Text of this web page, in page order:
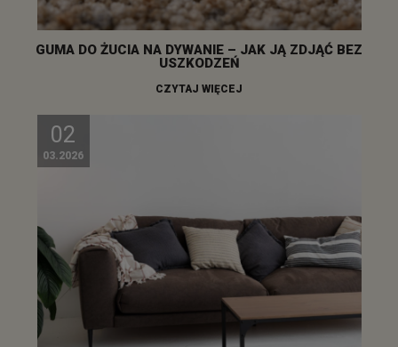
GUMA DO ŻUCIA NA DYWANIE – JAK JĄ ZDJĄĆ BEZ
USZKODZEŃ
CZYTAJ WIĘCEJ
02
03.2026